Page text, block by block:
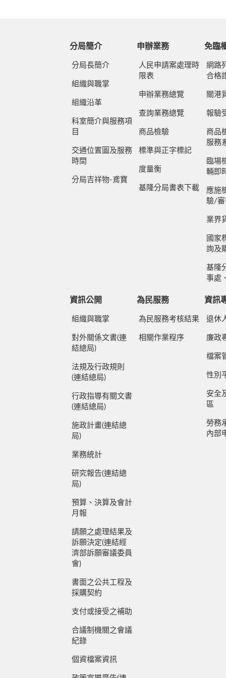
分局簡介
分局長簡介
組織與職掌
組織沿革
科室簡介與服務項
目
交通位置圖及服務
時間
分局吉祥物-鳶寶
申辦業務
人民申請案處理時
限表
申辦業務總覽
查詢業務總覽
商品檢驗
標準與正字標記
度量衡
基隆分局書表下載
免臨
網路
合格
關港
報驗
商品
服務
臨場
輛即
應施
驗/審
業界
國家
詢及
基隆
事處
資訊公開
組織與職掌
對外關係文書(連
結總局)
法規及行政規則
(連結總局)
行政指導有關文書
(連結總局)
施政計畫(連結總
局)
業務統計
研究報告(連結總
局)
預算、決算及會計
月報
請願之處理結果及
訴願決定(連結經
濟部訴願審議委員
會)
書面之公共工程及
採購契約
支付或接受之補助
合議制機關之會議
紀錄
個資檔案資訊
為民服務
為民服務考核結果
相關作業程序
資訊
退休
廉政
檔案
性別
安全
區
勞務
內部